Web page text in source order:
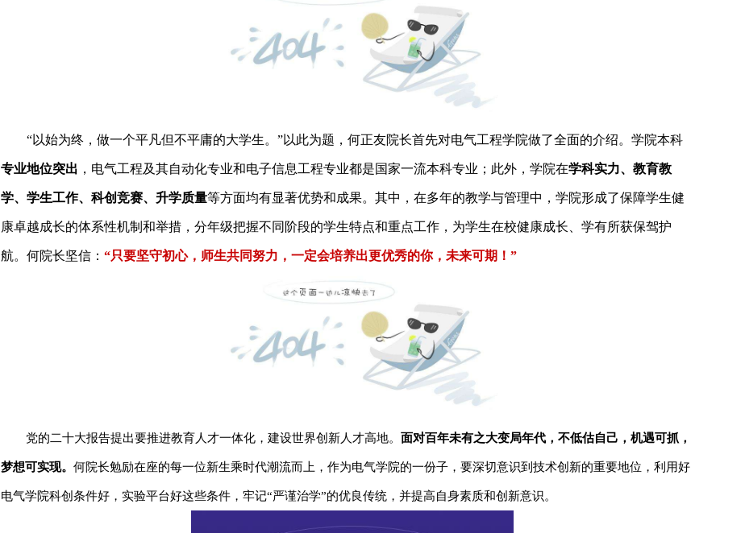
“以始为终，做一个平凡但不平庸的大学生。”以此为题，何正友院长首先对电气工程学院做了全面的介绍。学院本科
专业地位突出 ，电气工程及其自动化专业和电子信息工程专业都是国家一流本科专业；此外，学院在学科实力、教育教
学、学生工作、科创竞赛、升学质量等方面均有显著优势和成果。其中，在多年的教学与管理中，学院形成了保障学生健
康卓越成长的体系性机制和举措，分年级把握不同阶段的学生特点和重点工作，为学生在校健康成长、学有所获保驾护
航。何院长坚信： “只要坚守初心，师生共同努力，一定会培养出更优秀的你，未来可期！”
党的二十大报告提出要推进教育人才一体化，建设世界创新人才高地。 面对百年未有之大变局年代，不低估自己，机遇可抓，
梦想可实现。 何院长勉励在座的每一位新生乘时代潮流而上，作为电气学院的一份子，要深切意识到技术创新的重要地位，利用好
电气学院科创条件好，实验平台好这些条件，牢记“严谨治学”的优良传统，并提高自身素质和创新意识。